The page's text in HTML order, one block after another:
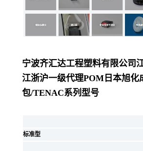
宁波齐汇达工程塑料有限公司
江浙沪一级代理POM日本旭化
包/TENAC系列型号
标准型